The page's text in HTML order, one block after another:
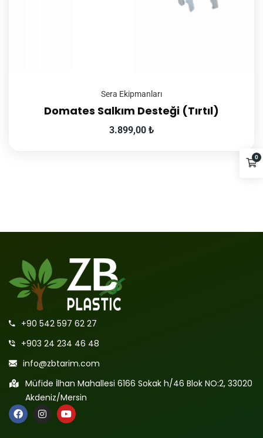
Sera Ekipmanları
Domates Salkım Desteği (Tırtıl)
3.899,00 ₺
+90 542 597 62 27
+903 24 234 46 48
info@zbtarim.com
Müfide İlhan Mahallesi 6166 Sokak h/46 Blok NO:2, 33020
Akdeniz/Mersin
0